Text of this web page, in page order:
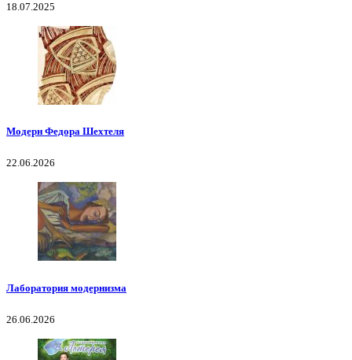
18.07.2025
Модерн Федора Шехтеля
22.06.2026
Лаборатория модернизма
26.06.2026